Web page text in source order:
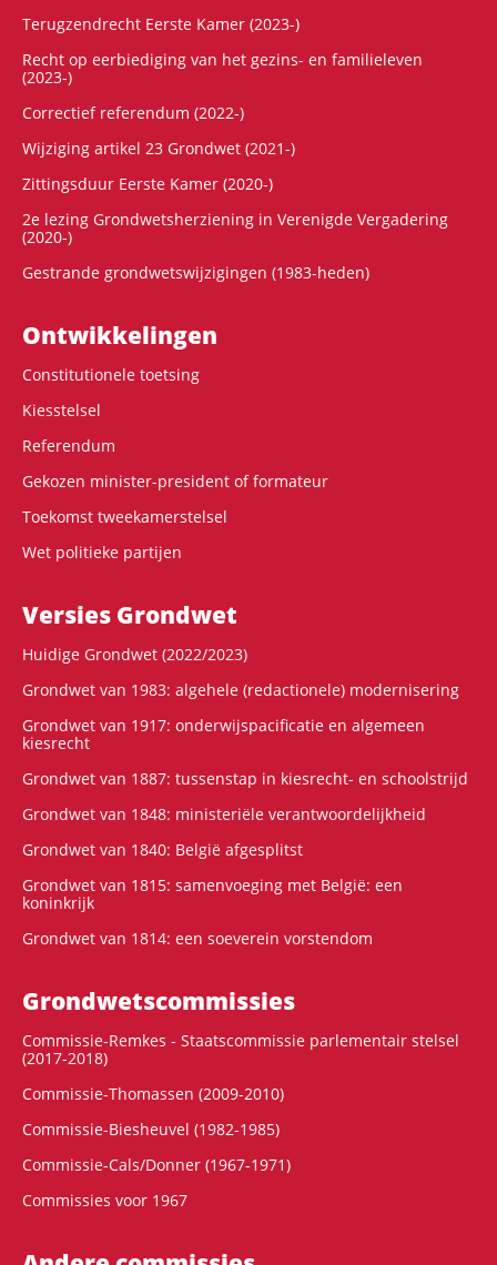
Terugzendrecht Eerste Kamer (2023-)
Recht op eerbiediging van het gezins- en familieleven
(2023-)
Correctief referendum (2022-)
Wijziging artikel 23 Grondwet (2021-)
Zittingsduur Eerste Kamer (2020-)
2e lezing Grondwetsherziening in Verenigde Vergadering
(2020-)
Gestrande grondwetswijzigingen (1983-heden)
Ontwikke­lingen
Constitutionele toetsing
Kiesstelsel
Referendum
Gekozen minister-president of formateur
Toekomst tweekamerstelsel
Wet politieke partijen
Versies Grondwet
Huidige Grondwet (2022/2023)
Grondwet van 1983: algehele (redactionele) modernisering
Grondwet van 1917: onderwijspacificatie en algemeen
kiesrecht
Grondwet van 1887: tussenstap in kiesrecht- en schoolstrijd
Grondwet van 1848: ministeriële verantwoordelijkheid
Grondwet van 1840: België afgesplitst
Grondwet van 1815: samenvoeging met België: een
koninkrijk
Grondwet van 1814: een soeverein vorstendom
Grondwets­commissies
Commissie-Remkes - Staatscommissie parlementair stelsel
(2017-2018)
Commissie-Thomassen (2009-2010)
Commissie-Biesheuvel (1982-1985)
Commissie-Cals/Donner (1967-1971)
Commissies voor 1967